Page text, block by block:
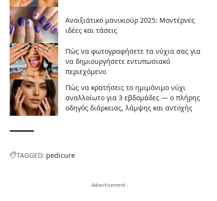
Ανοιξιάτικο μανικιούρ 2025: Mοντέρνες
ιδέες και τάσεις
Πώς να φωτογραφήσετε τα νύχια σας για
να δημιουργήσετε εντυπωσιακό
περιεχόμενο
Πώς να κρατήσεις το ημιμόνιμο νύχι
αναλλοίωτο για 3 εβδομάδες — ο πλήρης
οδηγός διάρκειας, λάμψης και αντοχής
TAGGED: pedicure
- Advertisement -